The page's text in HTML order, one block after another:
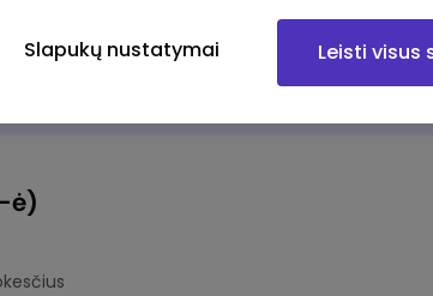
ė)
Slapukų nustatymai Leisti visus